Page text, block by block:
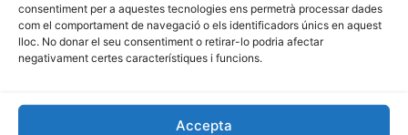
consentiment per a aquestes tecnologies ens permetrà processar dades
com el comportament de navegació o els identificadors únics en aquest
lloc. No donar el seu consentiment o retirar-lo podria afectar
negativament certes característiques i funcions.
Accepta
Els millors mobles per a
apartaments tipus loft
abril 24, 2025
En «Decoració»